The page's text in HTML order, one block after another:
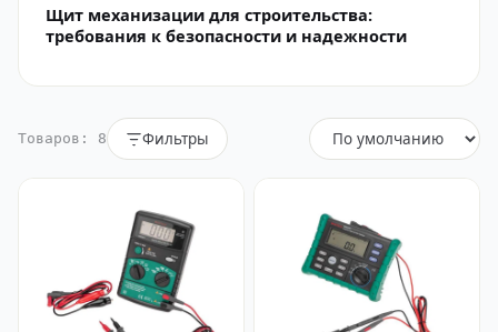
Щит механизации для строительства:
требования к безопасности и надежности
Товаров: 8 Фильтры